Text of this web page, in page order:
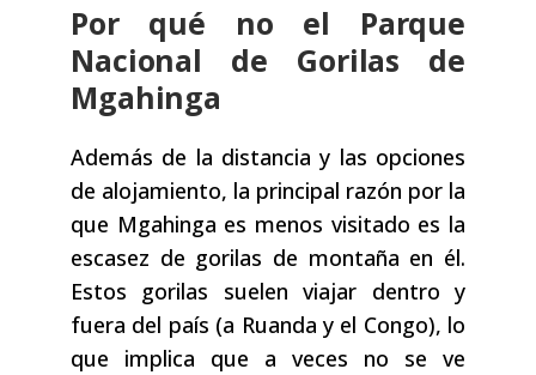
Por qué no el Parque
Nacional de Gorilas de
Mgahinga
Además de la distancia y las opciones
de alojamiento, la principal razón por la
que Mgahinga es menos visitado es la
escasez de gorilas de montaña en él.
Estos gorilas suelen viajar dentro y
fuera del país (a Ruanda y el Congo), lo
que implica que a veces no se ve